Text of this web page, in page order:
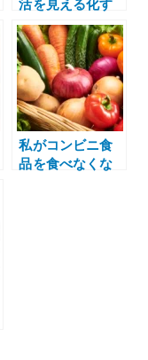
活を見える化す
る – ダイエット
は記録から始ま
る
私がコンビニ食
品を食べなくな